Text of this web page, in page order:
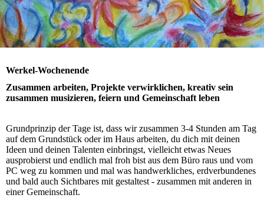
Werkel-Wochenende
Zusammen arbeiten, Projekte verwirklichen, kreativ sein
zusammen musizieren, feiern und Gemeinschaft leben
Grundprinzip der Tage ist, dass wir zusammen 3-4 Stunden am Tag
auf dem Grundstück oder im Haus arbeiten, du dich mit deinen
Ideen und deinen Talenten einbringst, vielleicht etwas Neues
ausprobierst und endlich mal froh bist aus dem Büro raus und vom
PC weg zu kommen und mal was handwerkliches, erdverbundenes
und bald auch Sichtbares mit gestaltest - zusammen mit anderen in
einer Gemeinschaft.